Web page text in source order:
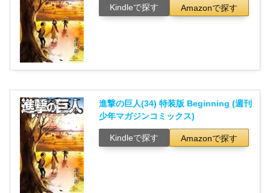
Kindleで探す Amazonで探す
進撃の巨人(34) 特装版 Beginning (週刊
少年マガジンコミックス)
Kindleで探す Amazonで探す